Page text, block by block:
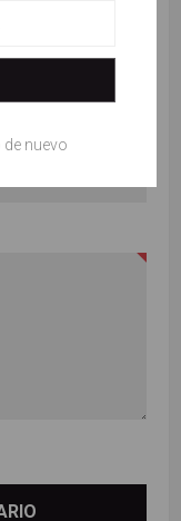
comentarios
nuevo